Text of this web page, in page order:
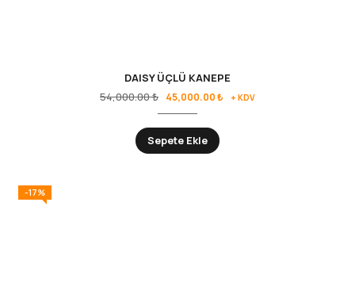
DAISY ÜÇLÜ KANEPE
54,000.00₺ 45,000.00₺ + KDV
Sepete Ekle
-17%